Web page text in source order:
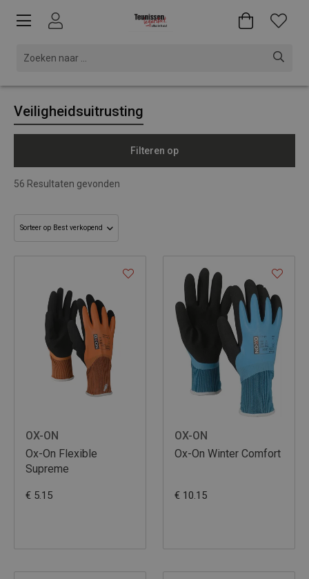
Veiligheidsuitrusting
Filteren op
56 Resultaten gevonden
OX-ON
Ox-On Flexible
Supreme
€ 5.15
OX-ON
Ox-On Winter Comfort
€ 10.15